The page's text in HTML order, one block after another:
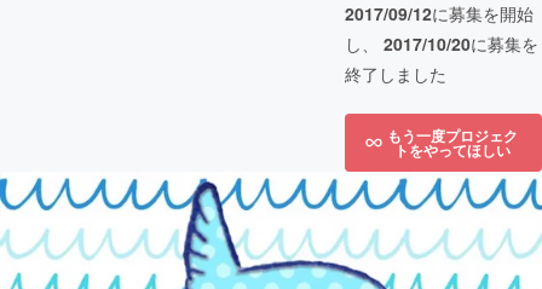
2017/09/12に募集を開始
し、 2017/10/20に募集を
終了しました
もう一度プロジェク
トをやってほしい